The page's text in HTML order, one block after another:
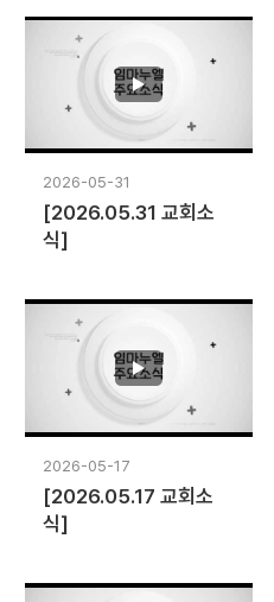
2026-05-31
[2026.05.31 교회소
식]
2026-05-17
[2026.05.17 교회소
식]